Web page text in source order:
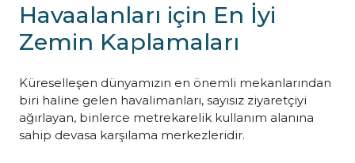
Havaalanları için En İyi
Zemin Kaplamaları
Küreselleşen dünyamızın en önemli mekanlarından
biri haline gelen havalimanları, sayısız ziyaretçiyi
ağırlayan, binlerce metrekarelik kullanım alanına
sahip devasa karşılama merkezleridir.